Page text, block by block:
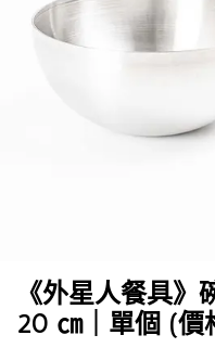
《外星人餐具》
20 ㎝｜單個 (價